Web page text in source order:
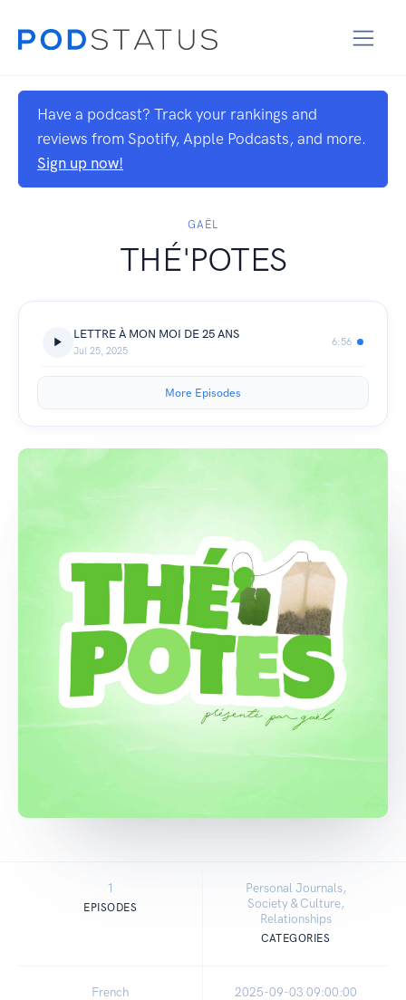
Have a podcast? Track your rankings and
reviews from Spotify, Apple Podcasts, and more.
Sign up now!
GAËL
THÉ'POTES
LETTRE À MON MOI DE 25 ANS
Jul 25, 2025
6:56
More Episodes
1
EPISODES
Personal Journals,
Society & Culture,
Relationships
CATEGORIES
French 2025-09-03 09:00:00